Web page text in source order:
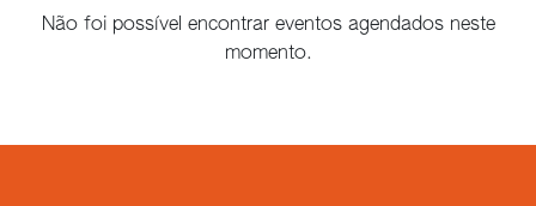
Não foi possível encontrar eventos agendados neste
momento.